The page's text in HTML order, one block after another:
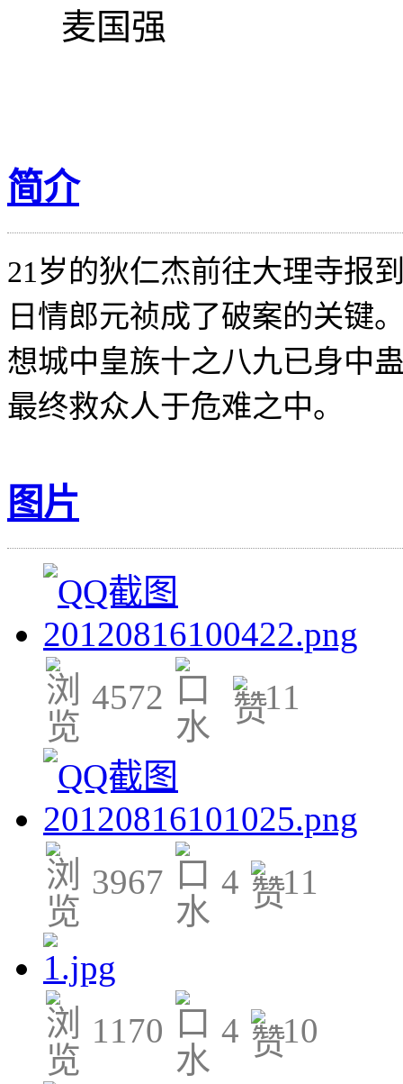
麦国强
简介
21岁的狄仁杰前往大理寺报
日情郎元祯成了破案的关键
想城中皇族十之八九已身中
最终救众人于危难之中。
图片
4572 11
3967 4 11
1170 4 10